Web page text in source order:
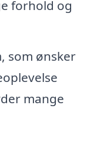
forhold og
som ønsker
mange